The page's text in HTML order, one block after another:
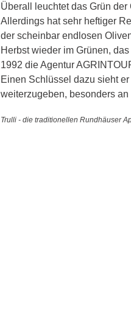
Überall leuchtet das Grün
Allerdings hat sehr heftiger
der scheinbar endlosen
Herbst wieder im Grünen,
1992 die Agentur
Einen Schlüssel dazu sieht
weiterzugeben, besonders
Trulli - die traditionellen Rundhäuser